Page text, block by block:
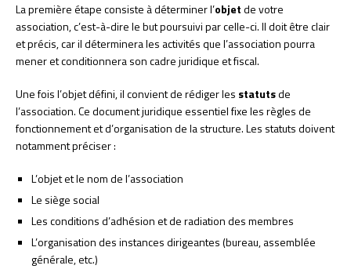
La première étape consiste à déterminer l’objetde votre
association, c’est-à-dire le but poursuivi par celle-ci. Il doit être clair
et précis, car il déterminera les activités que l’association pourra
mener et conditionnera son cadre juridique et fiscal.
Une fois l’objet défini, il convient de rédiger les statutsde
l’association. Ce document juridique essentiel fixe les règles de
fonctionnement et d’organisation de la structure. Les statuts doivent
notamment préciser :
L’objet et le nom de l’association
Le siège social
Les conditions d’adhésion et de radiation des membres
L’organisation des instances dirigeantes (bureau, assemblée
générale, etc.)